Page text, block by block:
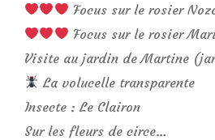
Focus sur le rosier
Focus sur le rosier
Visite au jardin de Martine
La volucelle transparente
Insecte : Le Clairon
Sur les fleurs de circe…